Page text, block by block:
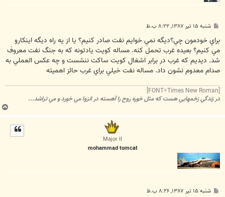
پ
ت
شنبه ۱۵ تیر ۱۳۸۷, ۸:۲۲ ب.ظ
براي خودمون چي؟ديگه نمي خوايم نفت صادر کنيم؟ يا از يه راه ديگه اينکارو
مي کنيم؟ بعيده غرب تحمل کنه. مساله کويت يادتونه که به جنگ نفت معروف
شد. ديديم که غرب در برابر اشغال کويت ساکت ننشست و چه عکس العملي به
صدام معدوم نشون داد. مساله نفت خيلي براي غرب حائز اهميته
در زندگي زخمهايي هست که مثل خوره روح را آهسته در انزوا مي خورد و مي تراشد...
ب
ا
Major II
mohammad tomcat
پ شنبه ۱۵ تیر ۱۳۸۷, ۸:۲۶ ب.ظ